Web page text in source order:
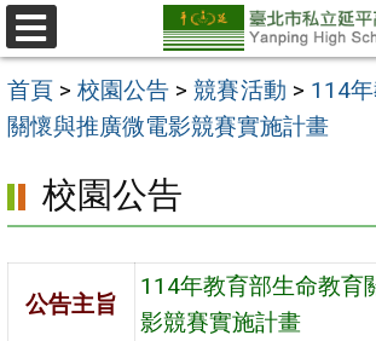
跳
至
主
要
區
選
單
首頁 >校園公告 >競賽活動 > 114
關懷與推廣微電影競賽實施計畫
校園公告
公告主旨
114年教育部生命教育
影競賽實施計畫